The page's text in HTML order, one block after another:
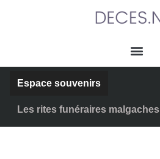
Espace souvenirs
Les rites funéraires malgaches